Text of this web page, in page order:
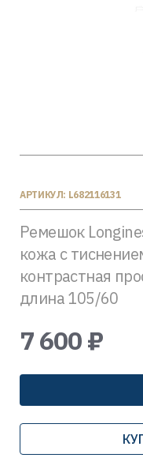
АРТИКУЛ: L682116131
Ремешок
кожа с
контрастная
длина 105/60
7 600 ₽